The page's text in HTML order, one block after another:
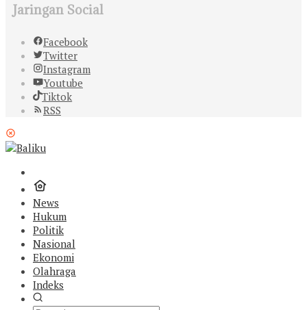
Jaringan Social
Facebook
Twitter
Instagram
Youtube
Tiktok
RSS
News
Hukum
Politik
Nasional
Ekonomi
Olahraga
Indeks